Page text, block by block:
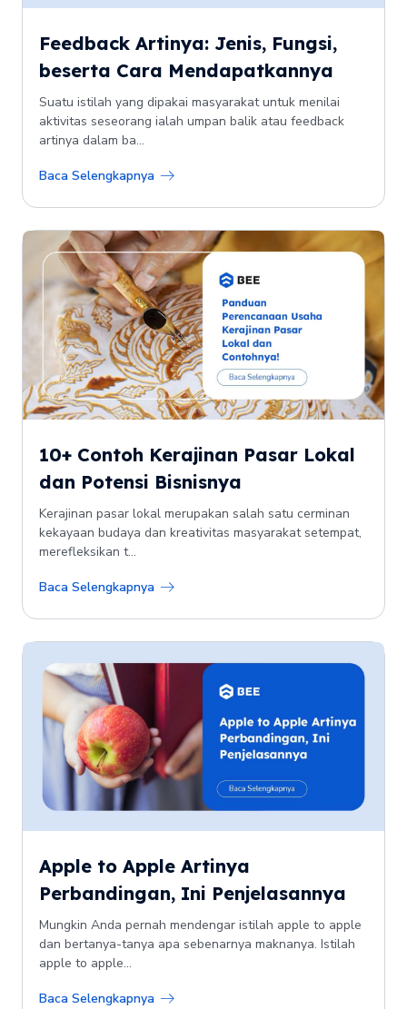
Feedback Artinya: Jenis, Fungsi,
beserta Cara Mendapatkannya
Suatu istilah yang dipakai masyarakat untuk menilai
aktivitas seseorang ialah umpan balik atau feedback
artinya dalam ba...
Baca Selengkapnya
10+ Contoh Kerajinan Pasar Lokal
dan Potensi Bisnisnya
Kerajinan pasar lokal merupakan salah satu cerminan
kekayaan budaya dan kreativitas masyarakat setempat,
merefleksikan t...
Baca Selengkapnya
Apple to Apple Artinya
Perbandingan, Ini Penjelasannya
Mungkin Anda pernah mendengar istilah apple to apple
dan bertanya-tanya apa sebenarnya maknanya. Istilah
apple to apple...
Baca Selengkapnya